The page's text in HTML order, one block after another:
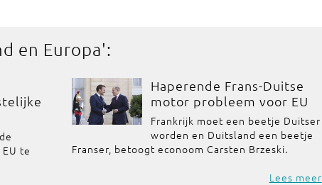
en Europa':
te
Haperende Frans-Duitse
motor probleem voor EU
Frankrijk moet een beetje Duitser
worden en Duitsland een beetje
Franser, betoogt econoom Carsten Brzeski.
Lees meer